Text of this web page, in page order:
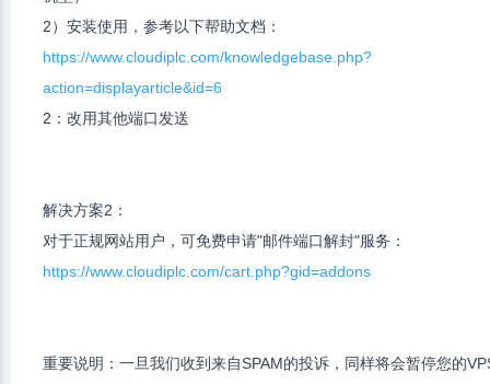
2）安装使用，参考以下帮助文档：
https://www.cloudiplc.com/knowledgebase.php?
action=displayarticle&id=6
2：改用其他端口发送
解决方案2：
对于正规网站用户，可免费申请"邮件端口解封"服务：
https://www.cloudiplc.com/cart.php?gid=addons
重要说明：一旦我们收到来自SPAM的投诉，同样将会暂停您的